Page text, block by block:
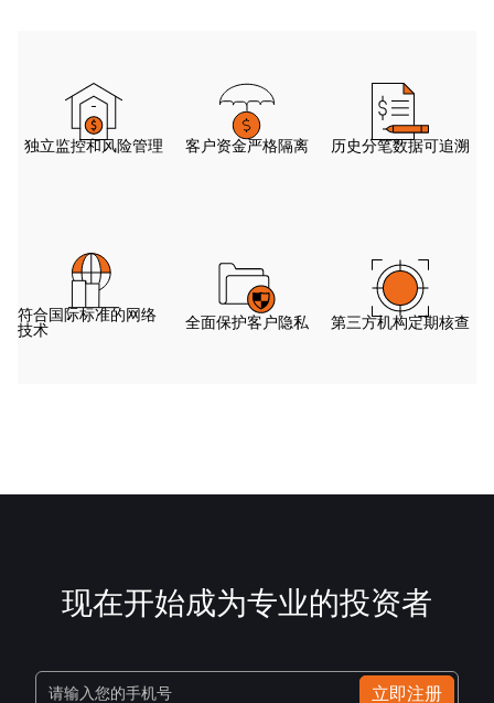
独立监控和风险管理 客户资金严格隔离 历史分笔数据可追溯
符合国际标准的网络
技术
全面保护客户隐私 第三方机构定期核查
现在开始成为专业的投资者
请输入您的手机号 立即注册